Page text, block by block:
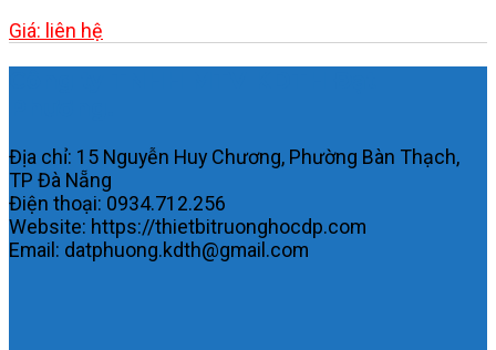
Giá: liên hệ
Địa chỉ: 15 Nguyễn Huy Chương, Phường Bàn Thạch,
TP Đà Nẵng
Điện thoại: 0934.712.256
Website: https://thietbitruonghocdp.com
Email: datphuong.kdth@gmail.com